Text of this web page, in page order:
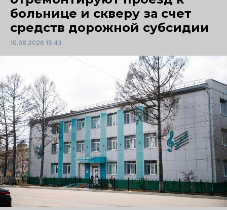
больнице и скверу за счет
средств дорожной субсидии
10.08.2026 15:43